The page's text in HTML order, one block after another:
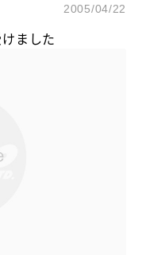
2005/04/22
ました